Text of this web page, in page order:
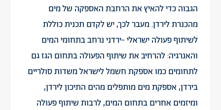
הגבוה כדי להאיץ את הרחבת האספקה של מים
מהכנרת לירדן. מעבר לכך, יש לקדם תכנית כוללת
לשיתוף פעולה ישראלי -ירדני נרחב בתחומי המים
והאנרגיה: להרחיב את שיתוף הפעולה בתחום הגז גם
לתחומים כמו אספקת חשמל לישראל משדות סולריים
בירדן, אספקת מים מותפלים מהים התיכון לירדן,
ומיזמים אחרים בתחום המים, לרבות שיתוף פעולה